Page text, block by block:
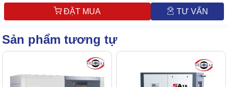
ĐẶT MUA TƯ VẤN
Sản phẩm tương tự